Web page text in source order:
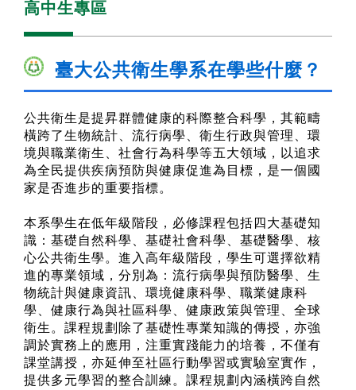
高中生專區
臺大公共衛生學系在學些什麼？
公共衛生是提昇群體健康的科際整合科學，其範疇
橫跨了生物統計、流行病學、衛生行政與管理、環
境與職業衛生、社會行為科學等五大領域，以追求
為全民提供疾病預防與健康促進為目標，是一個國
家是否進步的重要指標。
本系學生在低年級階段，必修課程包括四大基礎知
識：基礎自然科學、基礎社會科學、基礎醫學、核
心公共衛生學。進入高年級階段，學生可選擇欲精
進的專業領域，分別為：流行病學與預防醫學、生
物統計與健康資訊、環境健康科學、職業健康科
學、健康行為與社區科學、健康政策與管理、全球
衛生。課程規劃除了基礎性專業知識的傳授，亦強
調於實務上的應用，注重實踐能力的培養，不僅有
課堂講授，亦延伸至社區行動學習或實驗室實作，
提供多元學習的整合訓練。課程規劃內涵橫跨自然